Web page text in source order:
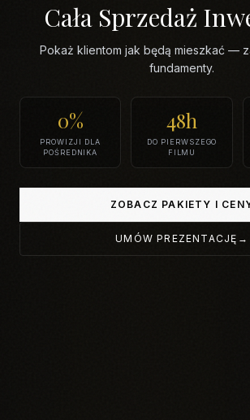
Cała Sprzedaż
Pokaż klientom jak będą mieszkać —
fundamenty.
0%
PROWIZJI DLA
POŚREDNIKA
48h
DO PIERWSZEGO
FILMU
ZOBACZ PAKIETY I
UMÓW PREZENTACJĘ →